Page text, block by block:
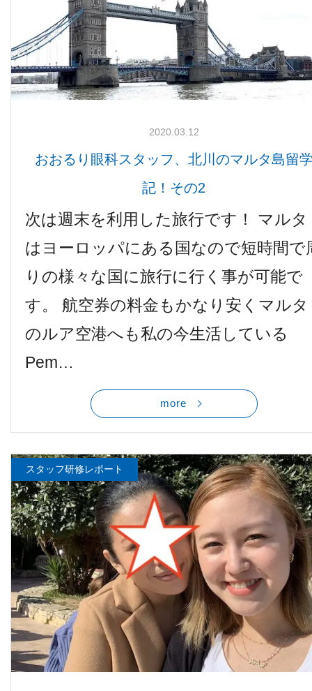
2020.03.12
おおるり眼科スタッフ、北川のマルタ島留
記！その2
次は週末を利用した旅行です！ マルタ
はヨーロッパにある国なので短時間で
りの様々な国に旅行に行く事が可能で
す。 航空券の料金もかなり安くマルタ
のルア空港へも私の今生活している
Pem…
more
スタッフ研修レポート